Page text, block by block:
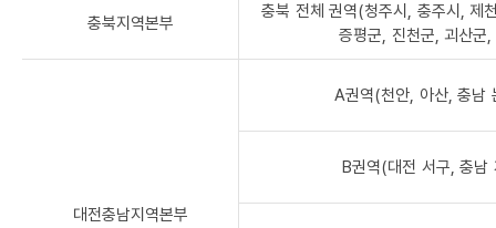
충북지역본부
충북 전체 권역(청주시, 충주시, 제
증평군, 진천군, 괴산군
대전충남지역본부
A권역(천안, 아산, 충남
B권역(대전 서구, 충남